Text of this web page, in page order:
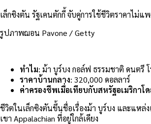
เล็กซิงตัน รัฐเคนตักกี้ จับคู่การใช้ชีวิตราคาไม่
รูปภาพฌอน Pavone / Getty
ทำไม: ม้า บูร์บง กอล์ฟ ธรรมชาติ ดนตรี
ราคาบ้านกลาง: 320,000 ดอลลาร์
ค่าครองชีพเมื่อเทียบกับสหรัฐอเมริกาโ
ชีวิตในเล็กซิงตันขึ้นชื่อเรื่องม้า บูร์บง และแหล่
เขา Appalachian ที่อยู่ใกล้เคียง